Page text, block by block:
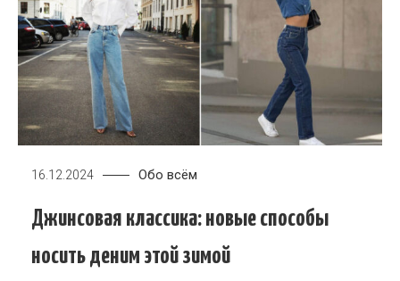
16.12.2024 Обо всём
Джинсовая классика: новые способы
носить деним этой зимой